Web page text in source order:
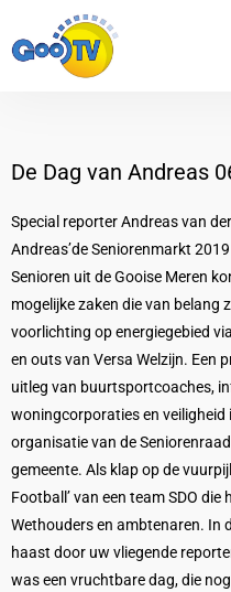
De Dag van Andreas
Special reporter Andreas van
Andreas’de Seniorenmarkt
Senioren uit de Gooise Meren
mogelijke zaken die van belang
voorlichting op energiegebied
en outs van Versa Welzijn. Een
uitleg van buurtsportcoaches,
woningcorporaties en veiligheid
organisatie van de
gemeente. Als klap op de
Football’ van een team SDO
Wethouders en ambtenaren. In
haast door uw vliegende
was een vruchtbare dag, die